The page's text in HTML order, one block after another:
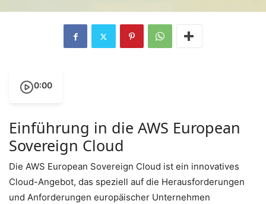
0:00
Einführung in die AWS European
Sovereign Cloud
Die AWS European Sovereign Cloud ist ein innovatives
Cloud-Angebot, das speziell auf die Herausforderungen
und Anforderungen europäischer Unternehmen